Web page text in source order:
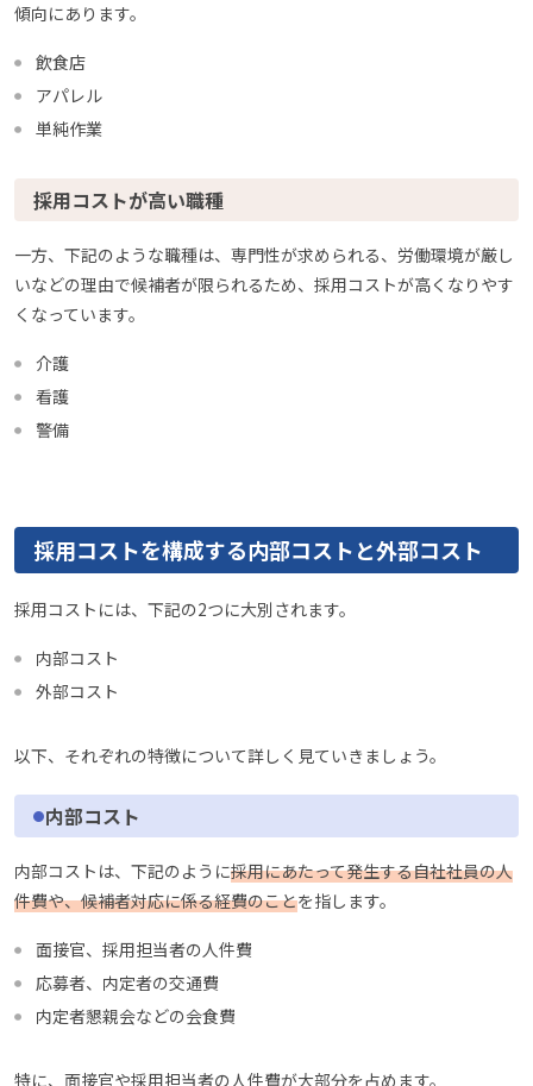
傾向にあります。
飲食店
アパレル
単純作業
採用コストが高い職種
一方、下記のような職種は、専門性が求められる、労働環境が厳し
いなどの理由で候補者が限られるため、採用コストが高くなりやす
くなっています。
介護
看護
警備
採用コストを構成する内部コストと外部コスト
採用コストには、下記の2つに大別されます。
内部コスト
外部コスト
以下、それぞれの特徴について詳しく見ていきましょう。
内部コスト
内部コストは、下記のように採用にあたって発生する自社社員の人
件費や、候補者対応に係る経費のことを指します。
面接官、採用担当者の人件費
応募者、内定者の交通費
内定者懇親会などの会食費
特に、面接官や採用担当者の人件費が大部分を占めます。